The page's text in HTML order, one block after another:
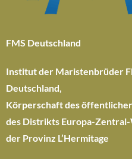
FMS Deutschland
Institut der Maristenbrüder
Deutschland,
Körperschaft des
des Distrikts Europa-
der Provinz L’Hermitage